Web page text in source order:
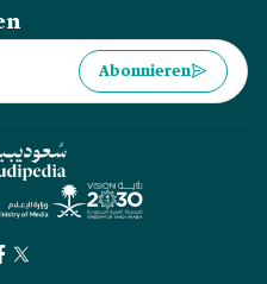
Abonnieren